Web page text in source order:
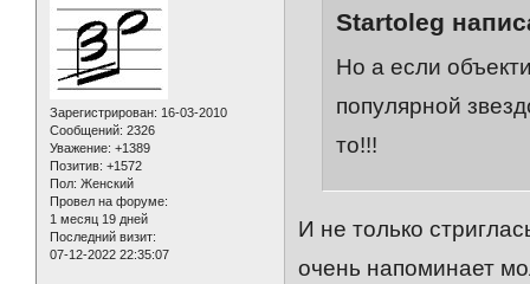
Зарегистрирован: 16-03-2010
Сообщений: 2326
Уважение: +1389
Позитив: +1572
Пол: Женский
Провел на форуме:
1 месяц 19 дней
Последний визит:
07-12-2022 22:35:07
Startoleg
Но а если
популярной
то!!!
И не только
очень напоминает